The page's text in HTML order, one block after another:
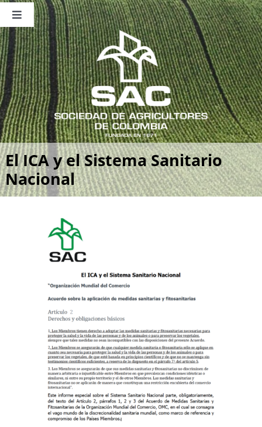
Saltar
contenido
Toggle
Navigation
Nosotros
Publicaciones
Sala de Prensa
Eventos
El ICA y el Sistema Sanitario
Nacional